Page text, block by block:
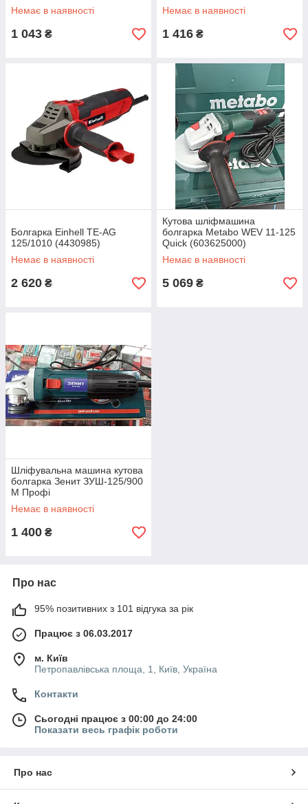
Немає в наявності
1 043 ₴
Немає в наявності
1 416 ₴
Болгарка Einhell TE-AG
125/1010 (4430985)
Немає в наявності
2 620 ₴
Кутова шліфмашина
болгарка Metabo WEV 11-125
Quick (603625000)
Немає в наявності
5 069 ₴
Шліфувальна машина кутова
болгарка Зенит ЗУШ-125/900
М Профі
Немає в наявності
1 400 ₴
Про нас
95% позитивних з 101 відгука за рік
Працює з 06.03.2017
м. Київ
Петропавлівська площа, 1, Київ, Україна
Контакти
Сьогодні працює з 00:00 до 24:00
Показати весь графік роботи
Про нас